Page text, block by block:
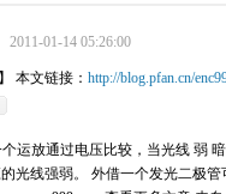
2011-01-14 05:26:00
】 本文链接： http://blog.pfan.cn/
运放通过电压比较，当光线 弱
光线强弱。 外借一个发光二极管